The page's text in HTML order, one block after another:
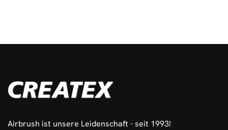
Airbrush ist unsere Leidenschaft - seit 1993!